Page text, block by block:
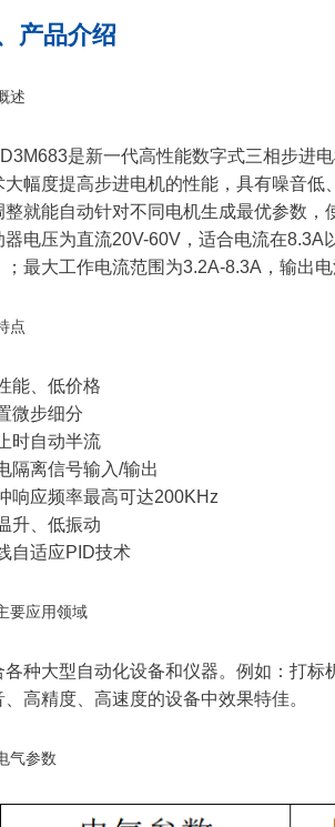
产品介绍
述
是新一代高性能数字式三相步进
大幅度提高步进电机的性能，具有噪音
整就能自动针对不同电机生成最优参数，
器电压为直流20V-60V，适合电流在
；最大工作电流范围为3.2A-8.3A，输出
点
能、低价格
微步细分
时自动半流
隔离信号输入/输出
响应频率最高可达200KHz
升、低振动
自适应PID技术
要应用领域
各种大型自动化设备和仪器。例如：打
、高精度、高速度的设备中效果特佳。
气参数